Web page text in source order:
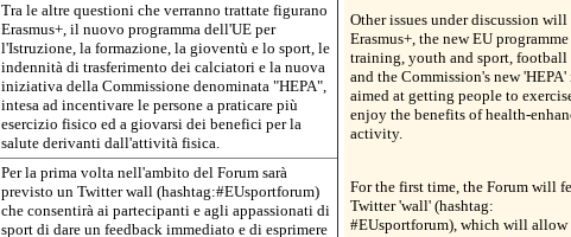
Tra le altre questioni che verranno trattate figurano
Erasmus+, il nuovo programma dell'UE per
l'Istruzione, la formazione, la gioventù e lo sport, le
indennità di trasferimento dei calciatori e la nuova
iniziativa della Commissione denominata "HEPA",
intesa ad incentivare le persone a praticare più
esercizio fisico ed a giovarsi dei benefici per la
salute derivanti dall'attività fisica.
Per la prima volta nell'ambito del Forum sarà
previsto un Twitter wall (hashtag:#EUsportforum)
che consentirà ai partecipanti e agli appassionati di
sport di dare un feedback immediato e di esprimere
Other issues under discussion
Erasmus+, the new EU
training, youth and sport, football
and the Commission's new
aimed at getting people to
enjoy the benefits of health-
activity.
For the first time, the Forum will
Twitter 'wall' (hashtag:
#EUsportforum), which will allow